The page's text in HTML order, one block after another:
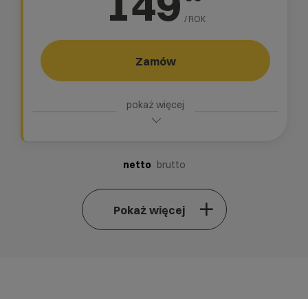
/ ROK
Zamów
netto brutto
Pokaż więcej